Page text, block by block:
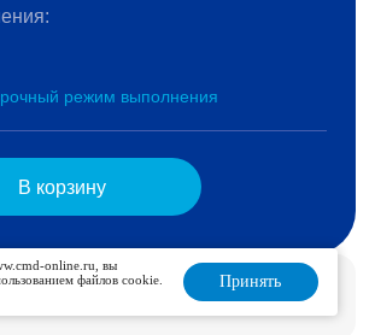
режим выполнения
В корзину
для дозаказа в течение 6 дней.
online.ru, вы
файлов cookie.
Принять